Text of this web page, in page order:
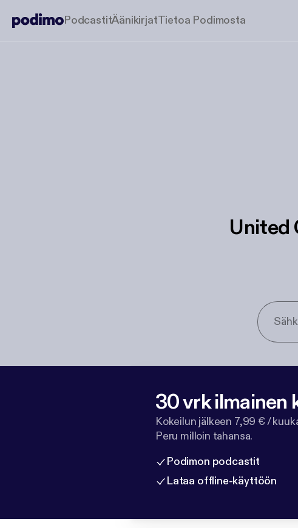
PodcastitÄänikirjatTietoa Podimosta
United
30 vrk ilmainen
Kokeilun jälkeen 7,99 € /
Peru milloin tahansa.
Podimon podcastit
Lataa offline-käyttöön